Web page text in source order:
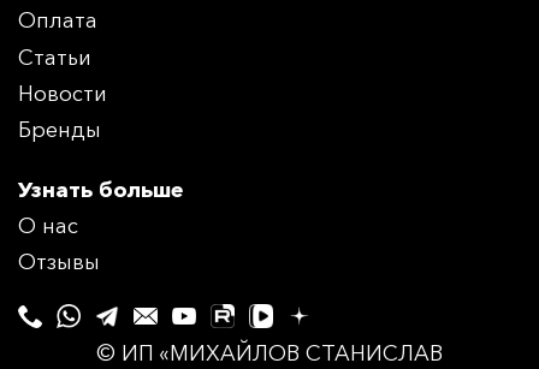
Оплата
Статьи
Новости
Бренды
Узнать больше
О нас
Отзывы
© ИП «МИХАЙЛОВ СТАНИСЛАВ